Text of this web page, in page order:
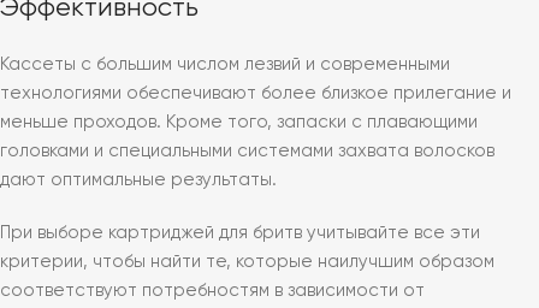
Эффективность
Кассеты с большим числом лезвий и современными
технологиями обеспечивают более близкое прилегание и
меньше проходов. Кроме того, запаски с плавающими
головками и специальными системами захвата волосков
дают оптимальные результаты.
При выборе картриджей для бритв учитывайте все эти
критерии, чтобы найти те, которые наилучшим образом
соответствуют потребностям в зависимости от